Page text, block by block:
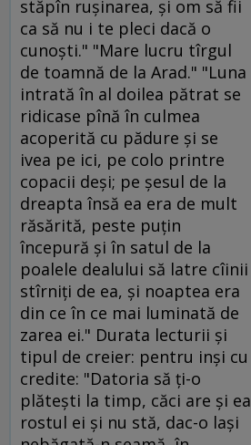
stăpîn ruşinarea, şi om să fii
ca să nu i te pleci dacă o
cunoşti." "Mare lucru tîrgul
de toamnă de la Arad." "Luna
intrată în al doilea pătrat se
ridicase pînă în culmea
acoperită cu pădure şi se
ivea pe ici, pe colo printre
copacii deşi; pe şesul de la
dreapta însă ea era de mult
răsărită, peste puţin
începură şi în satul de la
poalele dealului să latre cîinii
stîrniţi de ea, şi noaptea era
din ce în ce mai luminată de
zarea ei." Durata lecturii şi
tipul de creier: pentru inşi cu
credite: "Datoria să ţi-o
plăteşti la timp, căci are şi ea
rostul ei şi nu stă, dac-o laşi